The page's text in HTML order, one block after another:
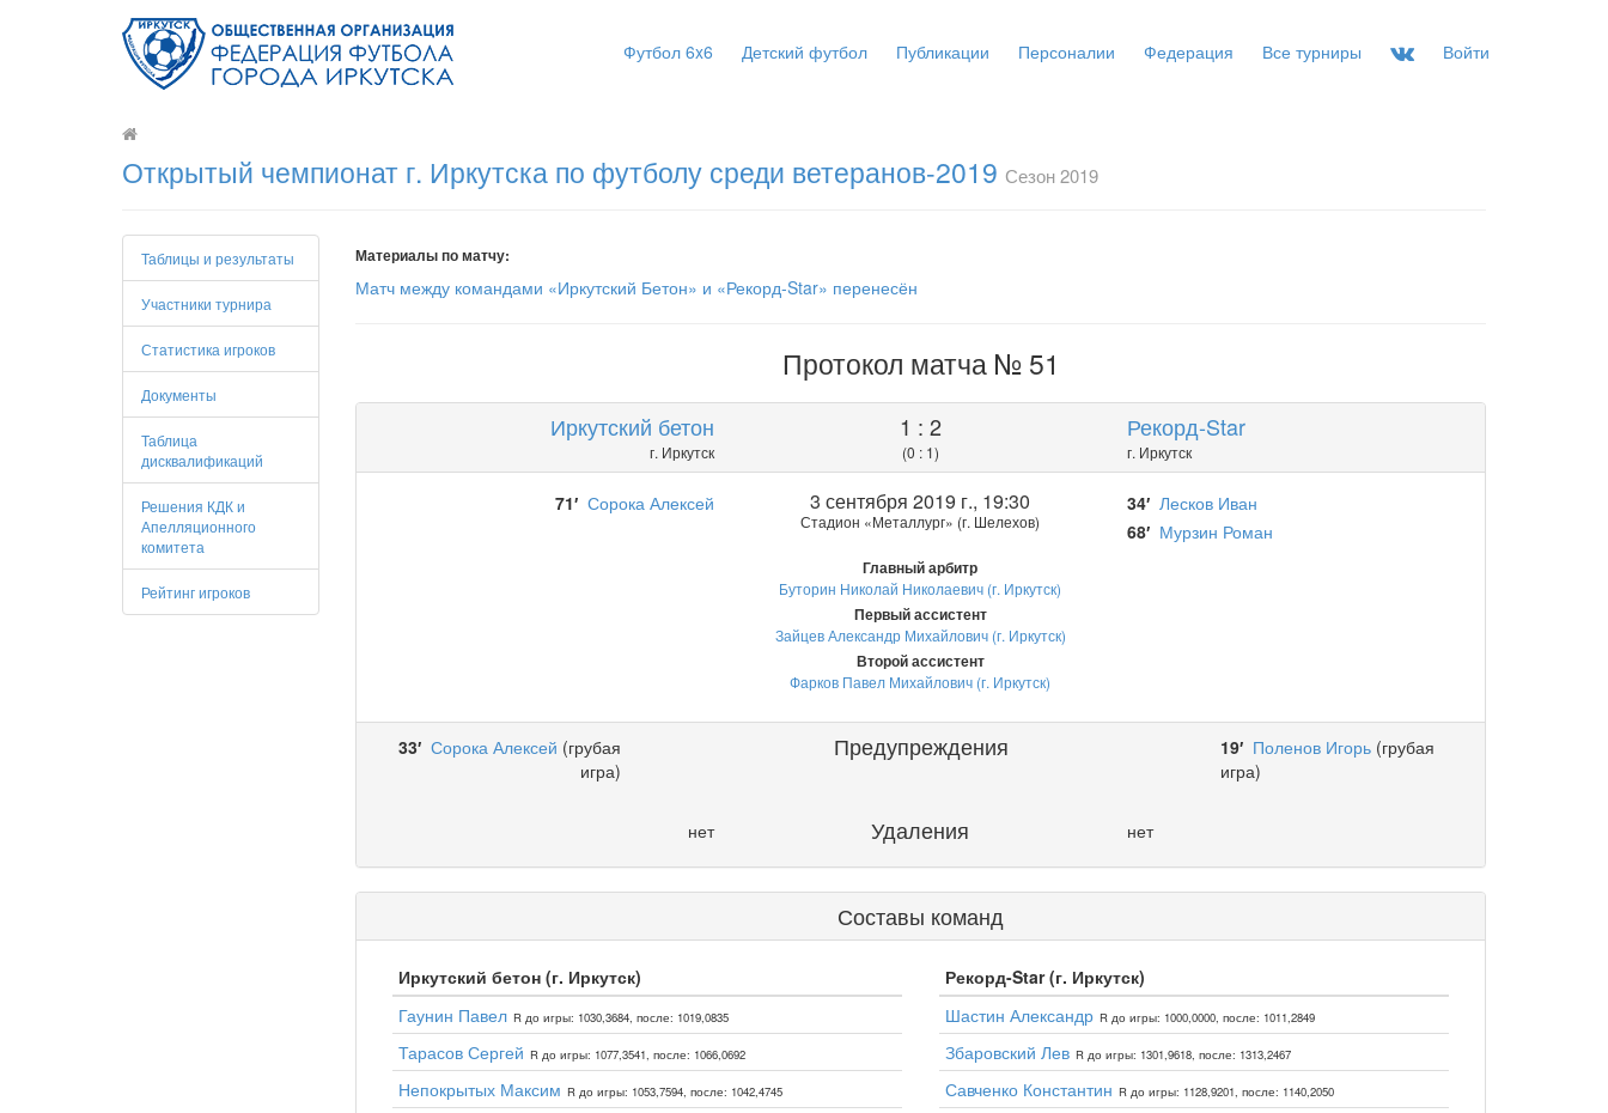
Футбол 6x6 Детский футбол Публикации Персоналии Федерация Все турниры Войти
Открытый чемпионат г. Иркутска по футболу среди ветеранов-2019 Сезон 2019
Таблицы и результаты
Участники турнира
Статистика игроков
Документы
Таблица
дисквалификаций
Решения КДК и
Апелляционного
комитета
Рейтинг игроков
Материалы по матчу:
Матч между командами «Иркутский Бетон» и «Рекорд-Star» перенесён
Протокол матча № 51
Иркутский бетон
г. Иркутск
1 : 2
(0 : 1)
Рекорд-Star
г. Иркутск
71′ Сорока Алексей 3 сентября 2019 г., 19:30
Стадион «Металлург» (г. Шелехов)
Главный арбитр
Буторин Николай Николаевич (г. Иркутск)
Первый ассистент
Зайцев Александр Михайлович (г. Иркутск)
Второй ассистент
Фарков Павел Михайлович (г. Иркутск)
34′ Лесков Иван
68′ Мурзин Роман
33′ Сорока Алексей (грубая
игра)
Предупреждения 19′ Поленов Игорь (грубая
игра)
нет Удаления нет
Составы команд
Иркутский бетон (г. Иркутск)
Гаунин Павел R до игры: 1030,3684, после: 1019,0835
Тарасов Сергей R до игры: 1077,3541, после: 1066,0692
Непокрытых Максим R до игры: 1053,7594, после: 1042,4745
Рекорд-Star (г. Иркутск)
Шастин Александр R до игры: 1000,0000, после: 1011,2849
Збаровский Лев R до игры: 1301,9618, после: 1313,2467
Савченко Константин R до игры: 1128,9201, после: 1140,2050